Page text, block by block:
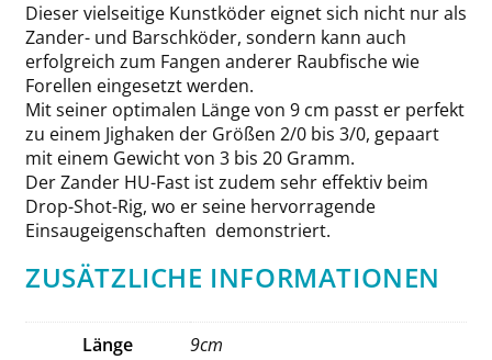
Dieser vielseitige Kunstköder eignet sich nicht nur als
Zander- und Barschköder, sondern kann auch
erfolgreich zum Fangen anderer Raubfische wie
Forellen eingesetzt werden.
Mit seiner optimalen Länge von 9 cm passt er perfekt
zu einem Jighaken der Größen 2/0 bis 3/0, gepaart
mit einem Gewicht von 3 bis 20 Gramm.
Der Zander HU-Fast ist zudem sehr effektiv beim
Drop-Shot-Rig, wo er seine hervorragende
Einsaugeigenschaften demonstriert.
ZUSÄTZLICHE INFORMATIONEN
Länge
9cm